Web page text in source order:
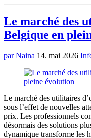
Le marché des
Belgique en
par Naina 14. mai 2026
Le marché des utilitaires
sous l’effet de nouvelles
prix. Les professionnels
désormais des solutions
dynamique transforme les